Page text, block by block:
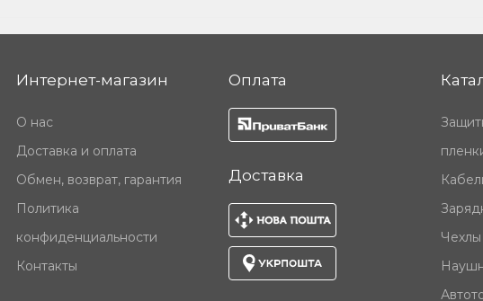
Интернет-магазин
О нас
Доставка и оплата
Обмен, возврат, гарантия
Политика
конфиденциальности
Контакты
Оплата
Доставка
Чехлы